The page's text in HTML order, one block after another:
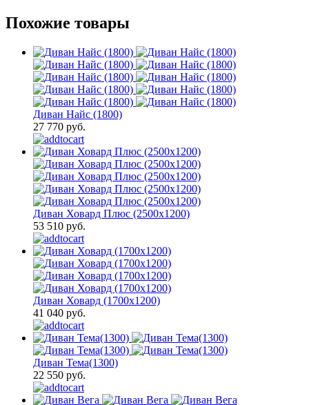
Похожие товары
Диван Найс (1800)
27 770 руб.
Диван Ховард Плюс (2500х1200)
53 510 руб.
Диван Ховард (1700х1200)
41 040 руб.
Диван Тема(1300)
22 550 руб.